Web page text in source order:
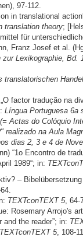
97-112.
in translational
translation theory;
für
Franz Josef et al.
Lexikographie, Bd.
translatorischen
factor tradução na
Língua Portuguesa 6a
Actas do Colóquio
realizado na Aula
dias 2, 3 e 4 de
“1o Encontro de
1989“; in:
–
TEXTconTEXT 5, 64-
Rosemary Arrojo's
and the reader”; in:
TEXTconTEXT 5, 108-